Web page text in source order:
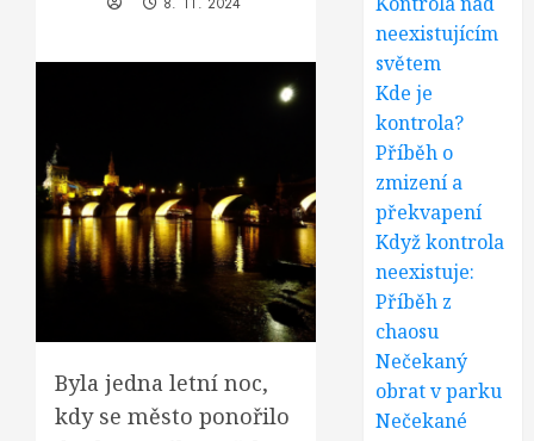
Byla jedna letní noc,
kdy se město ponořilo
neexistujícím
světem
Kde je
kontrola?
Příběh o
zmizení a
překvapení
Když kontrola
neexistuje:
Příběh z
chaosu
Nečekaný
obrat v parku
Nečekané